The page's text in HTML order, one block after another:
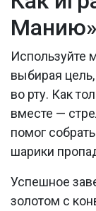
Используйте
выбирая
во рту. Как
вместе —
помог
шарики
Успешное
золотом с